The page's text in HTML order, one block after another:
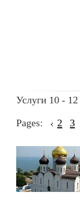
Услуги 10 -
Pages: 2 3